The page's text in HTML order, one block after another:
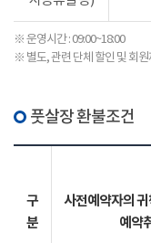
※ 운영시간 : 09:00~18:00
※ 별도, 관련 단체 할인 및 회원
풋살장 환불조건
구
분
사전예약자의
예약